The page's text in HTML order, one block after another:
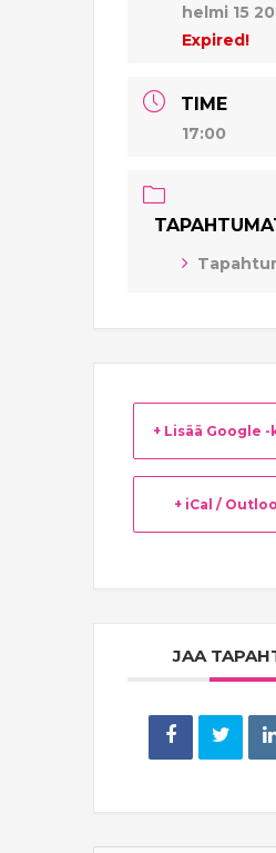
helmi 15
Expired!
TIME
17:00
+ Lisää Google
+ iCal /
JAA